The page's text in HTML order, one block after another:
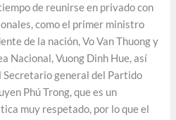
de reunirse en privado con
como el primer ministro
de la nación, Vo Van Thuong y
Nacional, Vuong Dinh Hue, así
Secretario general del Partido
Phú Trong, que es un
muy respetado, por lo que el